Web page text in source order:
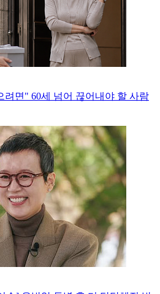
려면" 60세 넘어 끊어내야 할 사람